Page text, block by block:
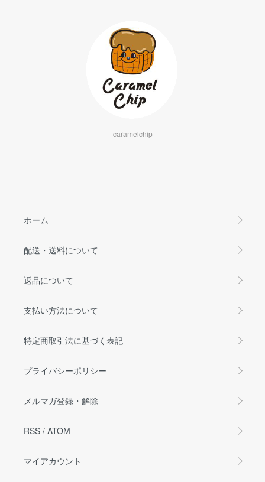
caramelchip
ホーム
配送・送料について
返品について
支払い方法について
特定商取引法に基づく表記
プライバシーポリシー
メルマガ登録・解除
RSS / ATOM
マイアカウント